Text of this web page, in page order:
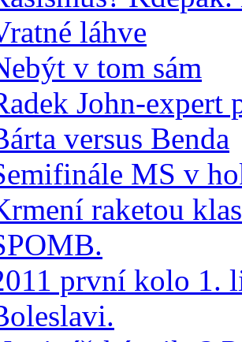
láhve
v tom sám
John-expert
versus Benda
MS v
raketou
první kolo 1.